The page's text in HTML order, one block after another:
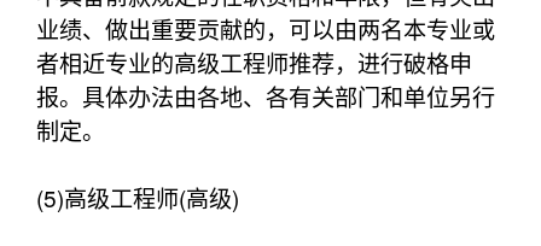
业绩、做出重要贡献的，可以由两名本专业或
者相近专业的高级工程师推荐，进行破格申
报。具体办法由各地、各有关部门和单位另行
制定。
(5)高级工程师(高级)